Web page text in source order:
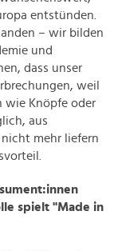
entstünden.
– wir bilden
und
dass unser
weil
wie Knöpfe oder
aus
mehr liefern
spielt "Made in